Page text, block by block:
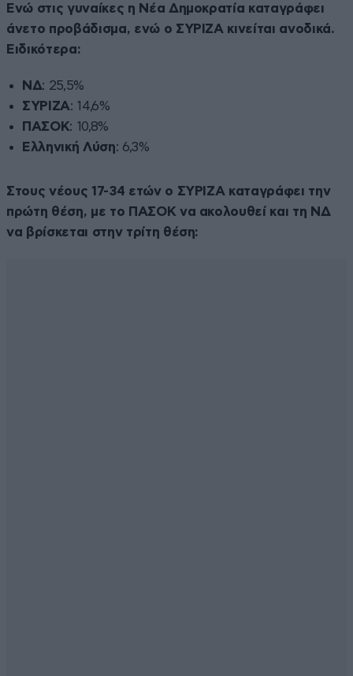
Ενώ στις γυναίκες η Νέα Δημοκρατία καταγράφει
άνετο προβάδισμα, ενώ ο ΣΥΡΙΖΑ κινείται ανοδικά.
Ειδικότερα:
ΝΔ: 25,5%
ΣΥΡΙΖΑ: 14,6%
ΠΑΣΟΚ: 10,8%
Ελληνική Λύση: 6,3%
Στους νέους 17-34 ετών ο ΣΥΡΙΖΑ καταγράφει την
πρώτη θέση, με το ΠΑΣΟΚ να ακολουθεί και τη ΝΔ
να βρίσκεται στην τρίτη θέση: